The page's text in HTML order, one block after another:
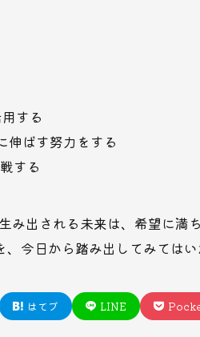
する
伸ばす努力をする
する
出される未来は、希望に満
今日から踏み出してみては
はてブ LINE